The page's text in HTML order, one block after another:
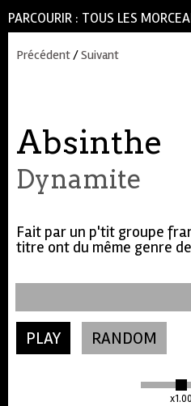
PARCOURIR : TOUS LES
Précédent/Suivant
Absinthe
Dynamite
Fait par un p'tit groupe
titre ont du même genre
PLAY RANDOM
x1.00